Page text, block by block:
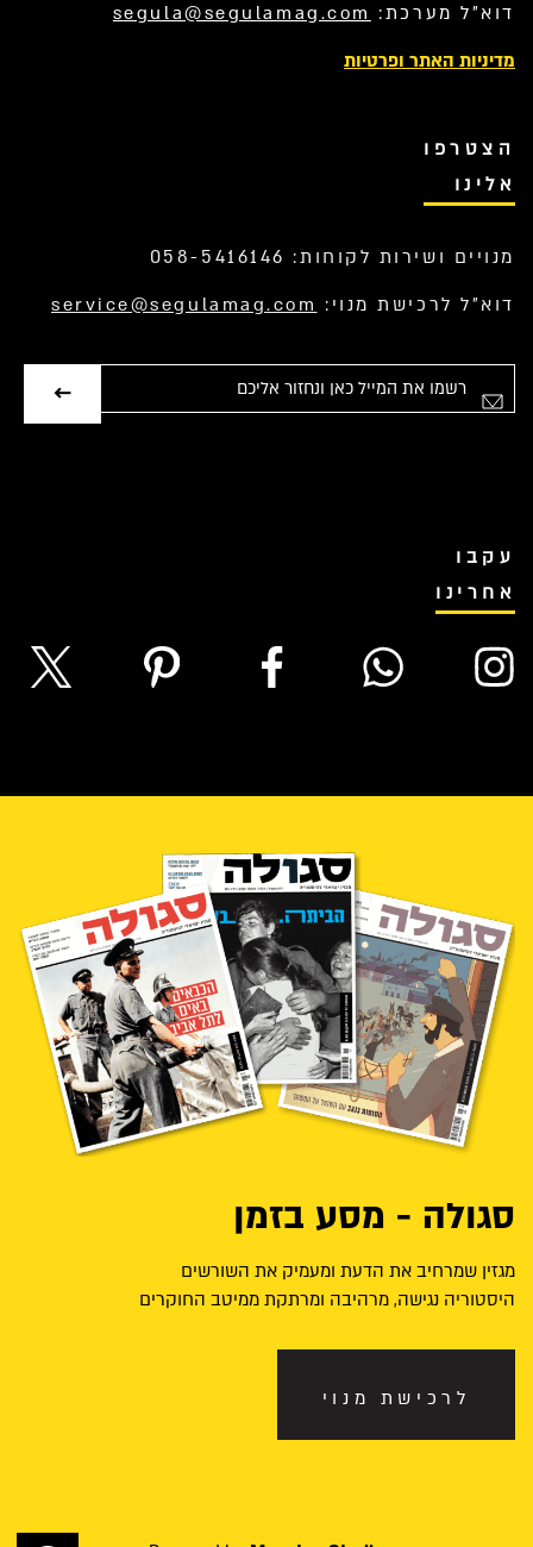
דוא”ל מערכת: segula@segulamag.com
מדיניות האתר ופרטיות
הצטרפו
אלינו
מנויים ושירות לקוחות: 058-5416146
דוא”ל לרכישת מנוי: service@segulamag.com
עקבו
אחרינו
סגולה - מסע בזמן
מגזין שמרחיב את הדעת ומעמיק את השורשים
היסטוריה נגישה, מרהיבה ומרתקת ממיטב החוקרים
לרכישת מנוי